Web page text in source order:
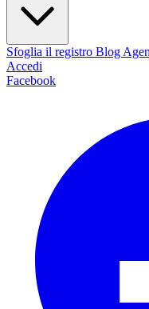
Sfoglia il registro Blog
Accedi
Facebook